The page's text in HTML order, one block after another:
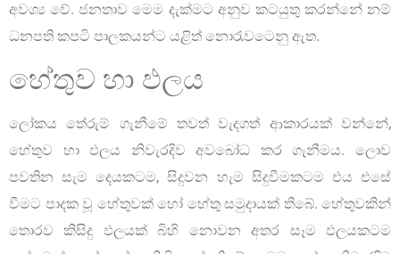
අවශ්‍ය වේ. ජනතාව මෙම දැක්මට අනුව කටයුතු කරන්නේ නම්
ධනපති කපටි පාලකයන්ට යළිත් නොරැවටෙනු ඇත.
හේතුව හා ඵලය
ලෝකය තේරුම් ගැනීමේ තවත් වැදගත් ආකාරයක් වන්නේ,
හේතුව හා ඵලය නිවැරදිව අවබෝධ කර ගැනීමය. ලොව
පවතින සැම දෙයකටම, සිදුවන හැම සිදුවීමකටම එය එසේ
වීමට පාදක වූ හේතුවක් හෝ හේතු සමුදායක් තිබේ. හේතුවකින්
තොරව කිසිදු ඵලයක් බිහි නොවන අතර සෑම ඵලයකටම